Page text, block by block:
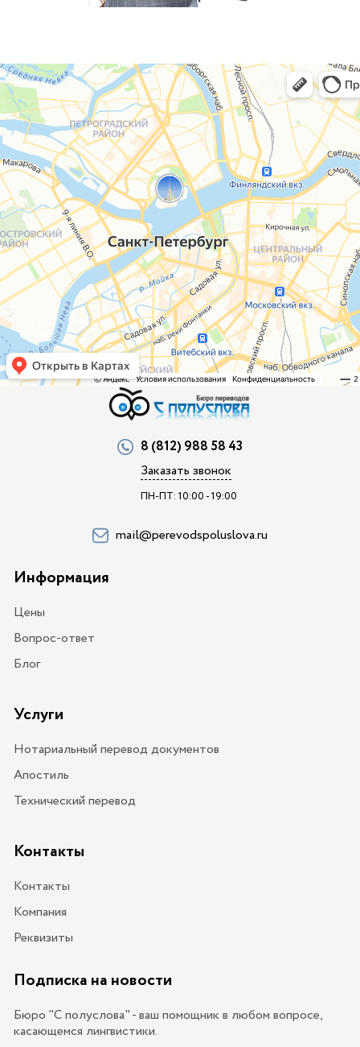
8 (812) 988 58 43
Заказать звонок
ПН-ПТ: 10:00 - 19:00
mail@perevodspoluslova.ru
Информация
Цены
Вопрос-ответ
Блог
Услуги
Нотариальный перевод документов
Апостиль
Технический перевод
Контакты
Контакты
Компания
Реквизиты
Подписка на новости
Бюро "С полуслова" - ваш помощник в любом вопросе,
касающемся лингвистики.